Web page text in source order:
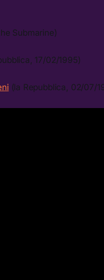
Submarine)
17/02/1995)
(la Repubblica, 02/07/